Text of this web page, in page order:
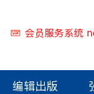
会员服务系统
编辑出版